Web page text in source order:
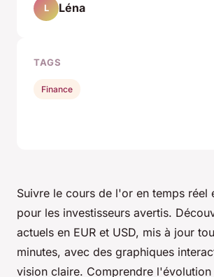
Suivre le cours de l'or en temps réel
pour les investisseurs avertis.
actuels en EUR et USD, mis à jour
minutes, avec des graphiques
vision claire. Comprendre
L Léna
TAGS
Finance